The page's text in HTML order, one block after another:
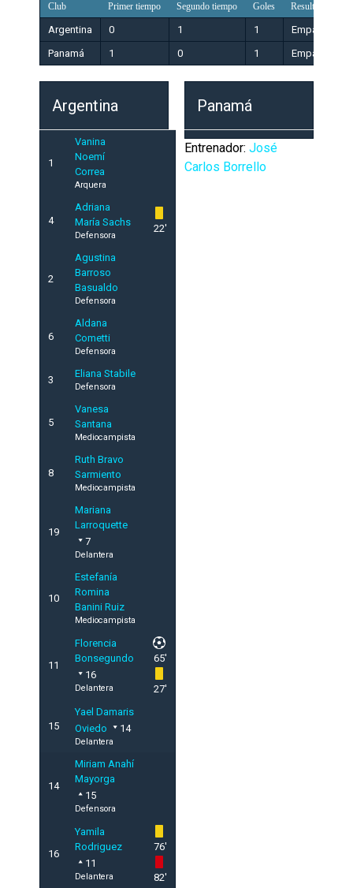
Club Primer tiempo Segundo tiempo Goles Resultado
Argentina 0 1 1
Empate
Panamá
1 0 1 Empate
Argentina
1
Vanina
Noemí
Correa
Arquera
4
Adriana
María Sachs
Defensora
22'
2
Agustina
Barroso
Basualdo
Defensora
6
Aldana
Cometti
Defensora
3
Eliana Stabile
Defensora
5
Vanesa
Santana
Mediocampista
8
Ruth Bravo
Sarmiento
Mediocampista
19
Mariana
Larroquette
7
Delantera
10
Estefanía
Romina
Banini Ruiz
Mediocampista
11
Florencia
Bonsegundo
16
Delantera
65'
27'
15
Yael Damaris
Oviedo
14
Delantera
14
Miriam Anahí
Mayorga
15
Defensora
16
Yamila
Rodriguez
11
Delantera
76'
82'
Panamá
Entrenador: José
Carlos Borrello